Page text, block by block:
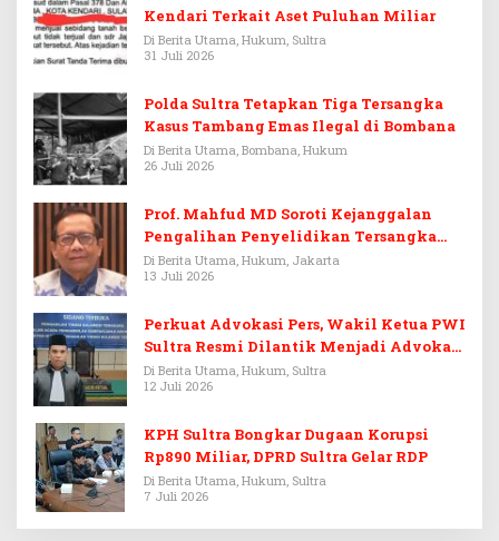
Kendari Terkait Aset Puluhan Miliar
Di Berita Utama, Hukum, Sultra
31 Juli 2026
Polda Sultra Tetapkan Tiga Tersangka
Kasus Tambang Emas Ilegal di Bombana
Di Berita Utama, Bombana, Hukum
26 Juli 2026
Prof. Mahfud MD Soroti Kejanggalan
Pengalihan Penyelidikan Tersangka
Febrie Adriansyah
Di Berita Utama, Hukum, Jakarta
13 Juli 2026
Perkuat Advokasi Pers, Wakil Ketua PWI
Sultra Resmi Dilantik Menjadi Advokat
PERADI
Di Berita Utama, Hukum, Sultra
12 Juli 2026
KPH Sultra Bongkar Dugaan Korupsi
Rp890 Miliar, DPRD Sultra Gelar RDP
Di Berita Utama, Hukum, Sultra
7 Juli 2026